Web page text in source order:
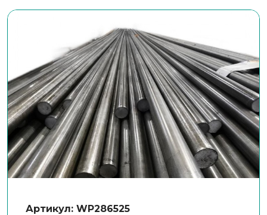
Артикул: WP286525